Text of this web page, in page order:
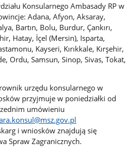
Konsularnego Ambasady RP w
Adana, Afyon, Aksaray,
Bartın, Bolu, Burdur, Çankırı,
Hatay, İçel (Mersin), Isparta,
Kayseri, Kırıkkale, Kırşehir,
Ordu, Samsun, Sinop, Sivas, Tokat,
urzędu konsularnego w
przyjmuje w poniedziałki od
umówieniu
i wniosków znajdują się
Spraw Zagranicznych.